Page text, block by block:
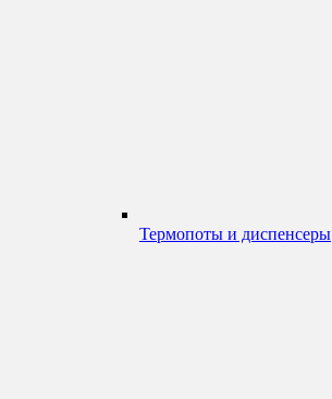
Термопоты и диспенсеры